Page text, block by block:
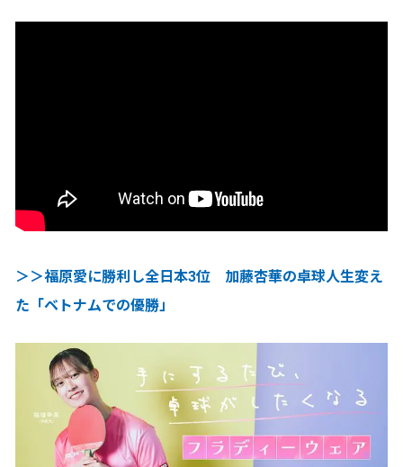
＞＞福原愛に勝利し全日本3位 加藤杏華の卓球人生変え
た「ベトナムでの優勝」